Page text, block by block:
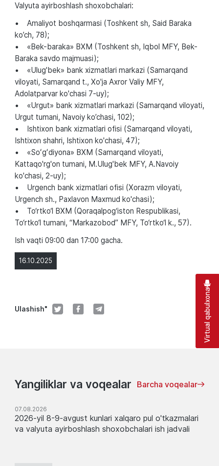
16.10.2025
Ulashish"
Valyuta ayirboshlash shoxobchalari:
• Amaliyot boshqarmasi (Toshkent sh, Said Baraka
ko’ch, 78);
• «Bek-baraka» BXM (Toshkent sh, Iqbol MFY, Bek-
Baraka savdo majmuasi);
• «Ulug'bek» bank xizmatlari markazi (Samarqand
viloyati, Samarqand t., Xo'ja Axror Valiy MFY,
Adolatparvar ko'chasi 7-uy);
• «Urgut» bank xizmatlari markazi (Samarqand viloyati,
Urgut tumani, Navoiy ko’chasi, 102);
• Ishtixon bank xizmatlari ofisi (Samarqand viloyati,
Ishtixon shahri, Ishtixon ko'chasi, 47);
• «Soʻgʻdiyona» BXM (Samarqand viloyati,
Kattaqo'rg'on tumani, M.Ulug'bek MFY, A.Navoiy
ko'chasi, 2-uy);
• Urgench bank xizmatlari ofisi (Xorazm viloyati,
Urgench sh., Paxlavon Maxmud ko'chasi);
• To‘rtko‘l BXM (Qoraqalpog‘iston Respublikasi,
To‘rtko‘l tumani, “Markazobod” MFY, To‘rtko‘l k., 57).
Ish vaqti 09:00 dan 17:00 gacha.
Yangiliklar va voqealar Barcha voqealar
07.08.2026
2026-yil 8-9-avgust kunlari xalqaro pul o'tkazmalari
va valyuta ayirboshlash shoxobchalari ish jadvali
Virtual qabulxona